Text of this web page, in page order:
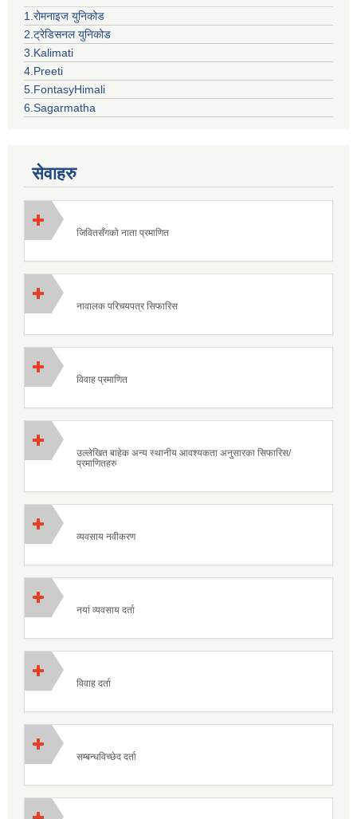
1.रोमनाइज युनिकोड
2.ट्रेडिसनल युनिकोड
3.Kalimati
4.Preeti
5.FontasyHimali
6.Sagarmatha
सेवाहरु
जिवितसँगको नाता प्रमाणित
नावालक परिचयपत्र सिफारिस
विवाह प्रमाणित
उल्लेखित बाहेक अन्य स्थानीय आवश्यकता अनुसारका सिफारिस/
प्रमाणितहरु
व्यवसाय नवीकरण
नयां व्यवसाय दर्ता
विवाह दर्ता
सम्बन्धविच्छेद दर्ता